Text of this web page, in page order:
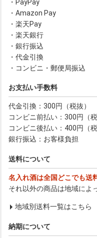
・PayPay
・Amazon Pay
・楽天Pay
・楽天銀行
・銀行振込
・代金引換
・コンビニ・郵便局振込
お支払い手数料
代金引換：300円（税抜）
コンビニ前払い：300円（税
コンビニ後払い：400円（税
銀行振込：お客様負担
送料について
名入れ酒は全国どこでも送
それ以外の商品は地域によ
地域別送料一覧はこちら
納期について